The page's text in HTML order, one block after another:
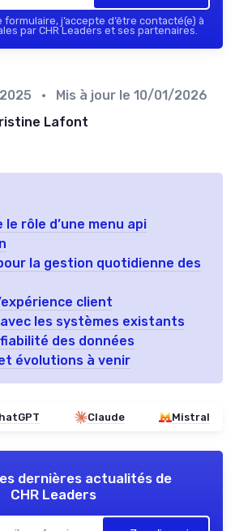
j’accepte d’être contacté(e) à
par CHR Leaders et ses partenaires.
• Mis à jour le 10/01/2026
Lafont
le rôle d’une menu api
la gestion quotidienne des
client
les systèmes existants
des données
évolutions à venir
Claude Mistral
dernières actualités de
CHR Leaders